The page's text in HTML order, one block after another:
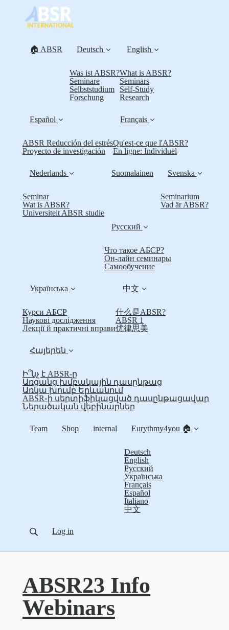
🏠 ABSR Deutsch
Was ist ABSR?
Seminare
Selbststudium
Forschung
English
What is ABSR?
Seminars
Self-Study
Research
Español
ABSR Reducción del estrés
Proyecto de investigación
Français
Qu'est-ce que l'ABSR?
En ligne: Individuel
Nederlands
Seminar
Wat is ABSR?
Universiteit ABSR studie
Suomalainen Svenska
Seminarium
Vad är ABSR?
Русский
Что такое АБСР?
Он-лайн семинары
Самообучение
Українська
Курси АБСР
Наукові дослідження
Лекції й практичні вправи
中文
什么是ABSR?
ABSR 1
优律思美
Հայերեն
Ի՞նչ է ABSR-ը
Առցանց խմբակային դասընթաց
Առկա խումբ Երևանում
ABSR֊ի սերտիֆիկացված դասընթացավար
Ներածական վեբինարներ
Team Shop internal Eurythmy4you 🏠
Deutsch
English
Русский
Українська
Français
Español
Italiano
中文
Log in
ABSR23 Info
Webinars